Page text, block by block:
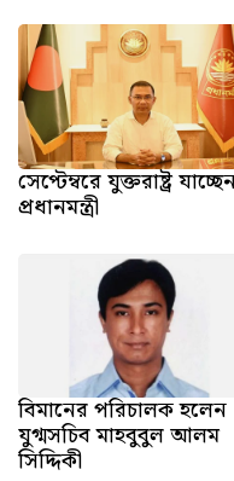
সেপ্টেম্বরে যুক্তরাষ্ট্র
প্রধানমন্ত্রী
বিমানের পরিচালক হলেন
যুগ্মসচিব মাহবুবুল আলম
সিদ্দিকী